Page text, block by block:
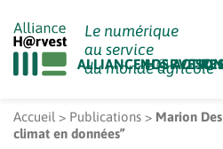
Le numérique
au service
du monde agricole
ALLIANCE H@RVEST
NOS
Accueil > Publications > Marion
climat en données”